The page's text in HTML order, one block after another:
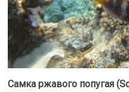
Самка ржавого попугая